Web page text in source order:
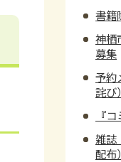
書籍
神栖
募集
予約
詫び）
『
雑誌
配布）